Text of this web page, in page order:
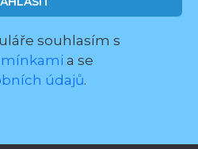
souhlasím s
a se
údajů.